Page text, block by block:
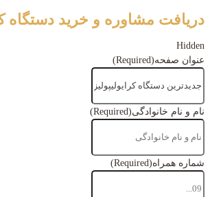
دریافت مشاوره و خرید دستگاه
Hidden
عنوان صفحه(Required)
نام و نام خانوادگی(Required)
شماره همراه(Required)